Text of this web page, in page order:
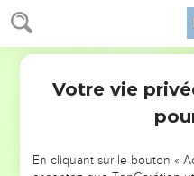
NE MANQUEZ
Votre vie
En cliquant sur le bouton «